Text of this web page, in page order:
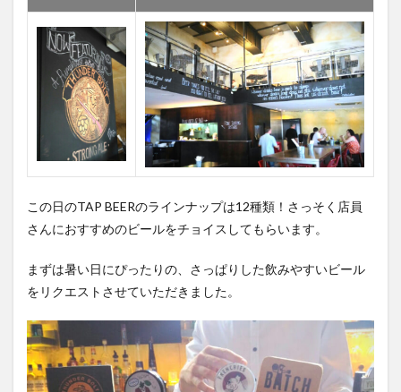
この日のTAP BEERのラインナップは12種類！さっそく店員
さんにおすすめのビールをチョイスしてもらいます。
まずは暑い日にぴったりの、さっぱりした飲みやすいビール
をリクエストさせていただきました。